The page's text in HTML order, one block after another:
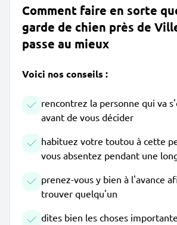
Comment faire en sorte
garde de chien près de
passe au mieux
Voici nos conseils :
rencontrez la personne qui va
avant de vous décider
habituez votre toutou à cette
vous absentez pendant une
prenez-vous y bien à l'avance
trouver quelqu'un
dites bien les choses